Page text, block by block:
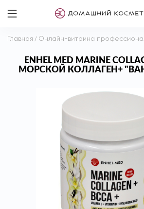
Главная / Онлайн-витрина
ENHEL MED MARINE
МОРСКОЙ КОЛЛАГЕН+